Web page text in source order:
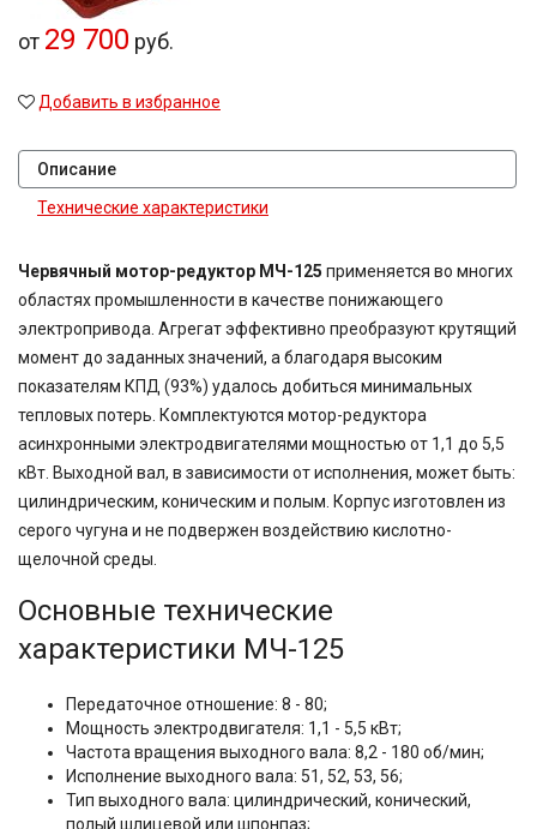
от 29 700 руб.
Добавить в избранное
Описание
Технические характеристики
Червячный мотор-редуктор МЧ-125 применяется во многих
областях промышленности в качестве понижающего
электропривода. Агрегат эффективно преобразуют крутящий
момент до заданных значений, а благодаря высоким
показателям КПД (93%) удалось добиться минимальных
тепловых потерь. Комплектуются мотор-редуктора
асинхронными электродвигателями мощностью от 1,1 до 5,5
кВт. Выходной вал, в зависимости от исполнения, может быть:
цилиндрическим, коническим и полым. Корпус изготовлен из
серого чугуна и не подвержен воздействию кислотно-
щелочной среды.
Основные технические
характеристики МЧ-125
Передаточное отношение: 8 - 80;
Мощность электродвигателя: 1,1 - 5,5 кВт;
Частота вращения выходного вала: 8,2 - 180 об/мин;
Исполнение выходного вала: 51, 52, 53, 56;
Тип выходного вала: цилиндрический, конический,
полый шлицевой или шпонпаз;